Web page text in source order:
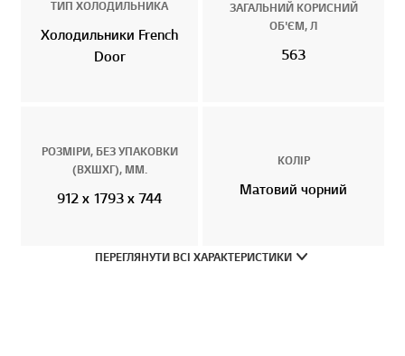
ТИП ХОЛОДИЛЬНИКА
Холодильники French
Door
ЗАГАЛЬНИЙ КОРИСНИЙ
ОБ'ЄМ, Л
563
РОЗМІРИ, БЕЗ УПАКОВКИ
(ВХШХГ), ММ.
912 x 1793 x 744
КОЛІР
Матовий чорний
ПЕРЕГЛЯНУТИ ВСІ ХАРАКТЕРИСТИКИ